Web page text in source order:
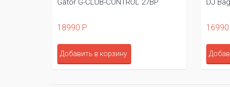
Gator G-CLUB-CONTROL 27BP
18990 Р
Добавить в корзину
DJ